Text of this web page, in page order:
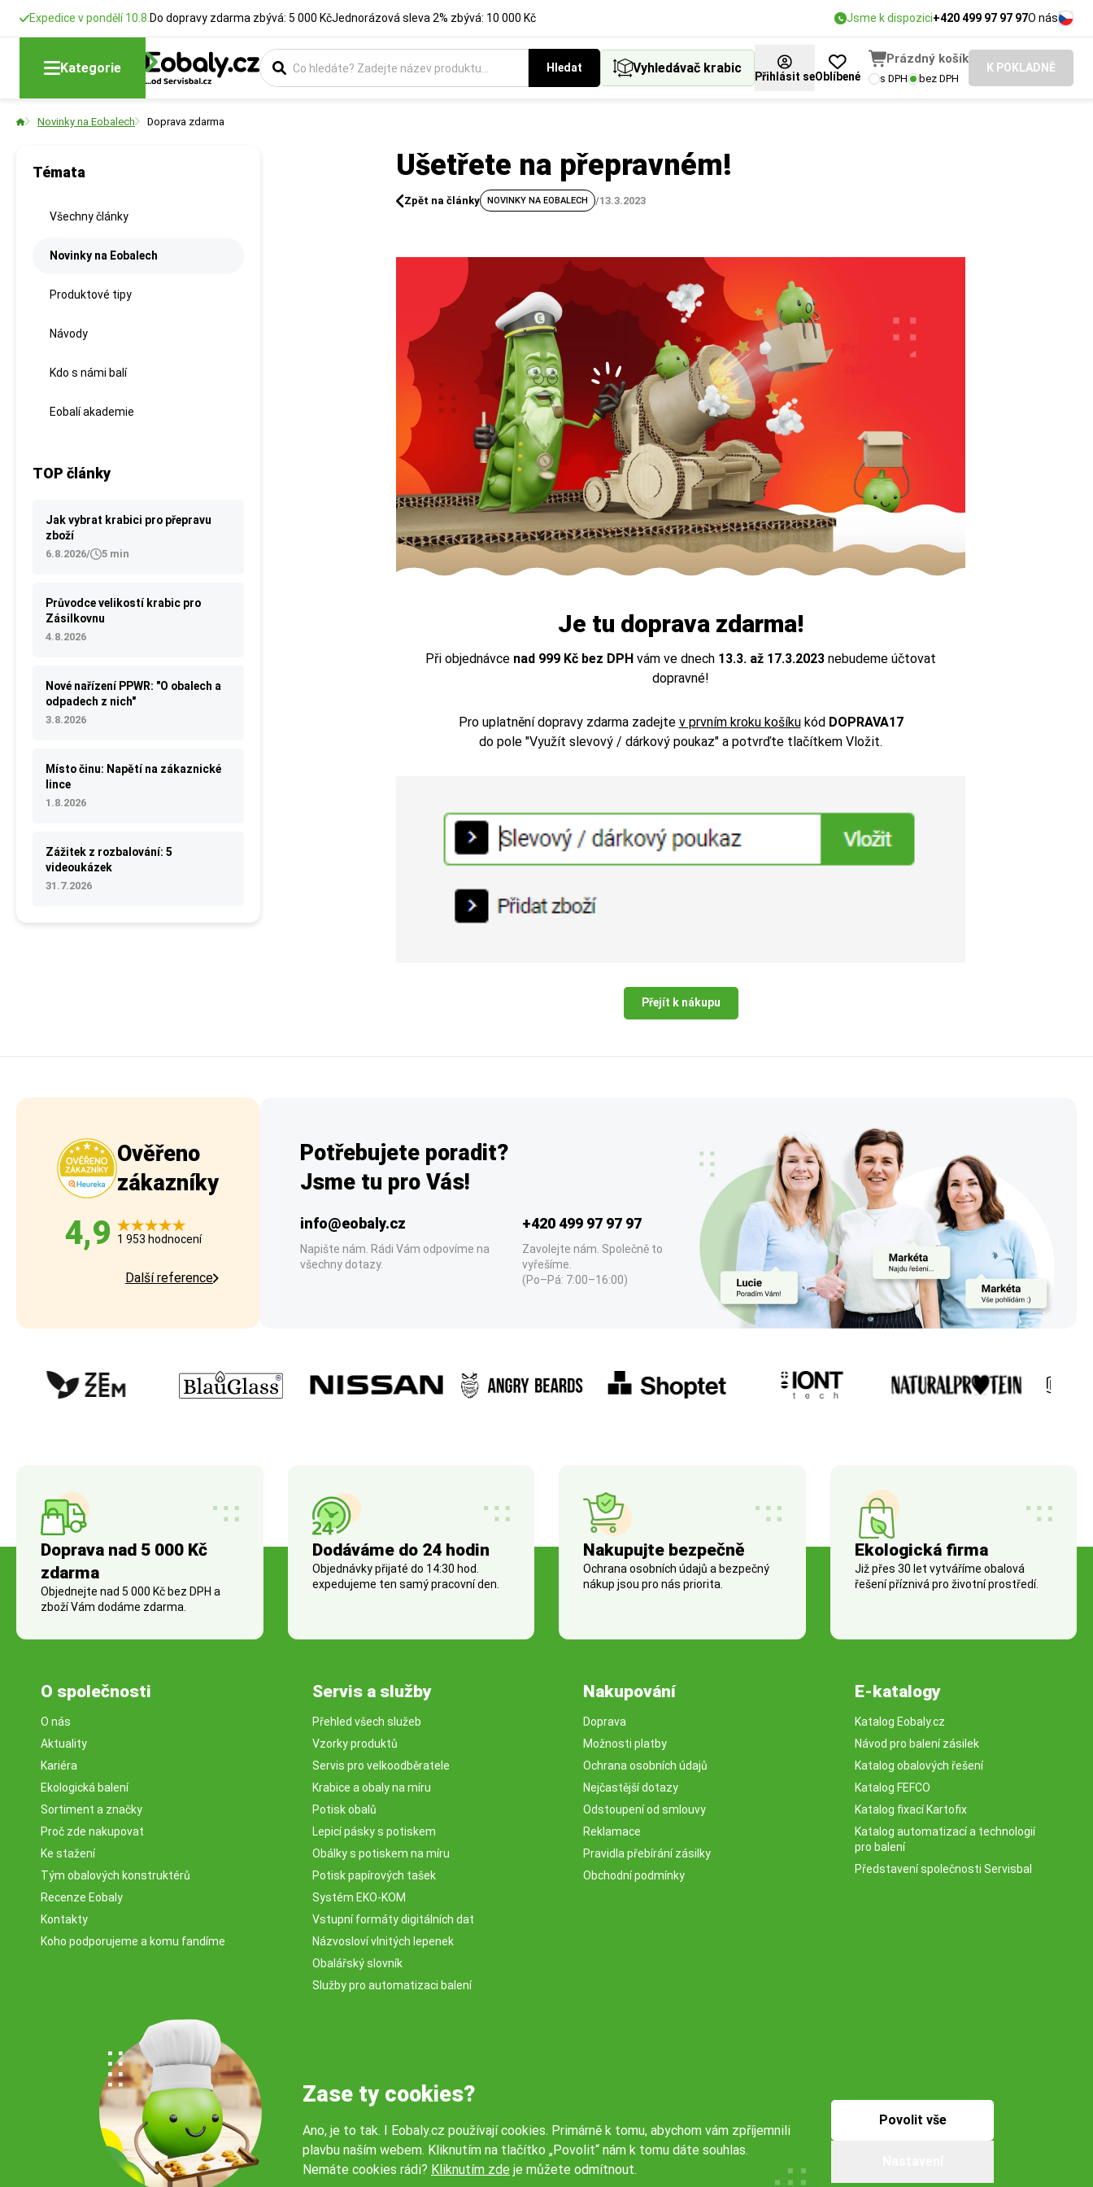
Expedice v pondělí 10.8. Do dopravy zdarma zbývá: 5 000 KčJednorázová sleva 2% zbývá: 10 000 Kč Jsme k dispozici+420 499 97 97 97O nás
Kategorie Hledat Vyhledávač krabic
Přihlásit seOblíbené
Prázdný košík
s DPH bez DPH
K POKLADNĚ
Novinky na Eobalech Doprava zdarma
Témata
Všechny články
Novinky na Eobalech
Produktové tipy
Návody
Kdo s námi balí
Eobalí akademie
TOP články
Jak vybrat krabici pro přepravu
zboží
6.8.2026/ 5 min
Průvodce velikostí krabic pro
Zásilkovnu
4.8.2026
Nové nařízení PPWR: "O obalech a
odpadech z nich"
3.8.2026
Místo činu: Napětí na zákaznické
lince
1.8.2026
Zážitek z rozbalování: 5
videoukázek
31.7.2026
Ušetřete na přepravném!
Zpět na články NOVINKY NA EOBALECH /13.3.2023
Je tu doprava zdarma!
Při objednávce nad 999 Kč bez DPH vám ve dnech 13.3. až 17.3.2023 nebudeme účtovat
dopravné!
Pro uplatnění dopravy zdarma zadejte v prvním kroku košíkukód DOPRAVA17
do pole "Využít slevový / dárkový poukaz" a potvrďte tlačítkem Vložit.
Přejít k nákupu
Ověřeno
zákazníky
4,9 1 953 hodnocení
Další reference
Potřebujete poradit?
Jsme tu pro Vás!
info@eobaly.cz
Napište nám. Rádi Vám odpovíme na
všechny dotazy.
+420 499 97 97 97
Zavolejte nám. Společně to
vyřešíme.
(Po–Pá: 7:00–16:00)
Doprava nad 5 000 Kč
zdarma
Objednejte nad 5 000 Kč bez DPH a
zboží Vám dodáme zdarma.
Dodáváme do 24 hodin
Objednávky přijaté do 14:30 hod.
expedujeme ten samý pracovní den.
Nakupujte bezpečně
Ochrana osobních údajů a bezpečný
nákup jsou pro nás priorita.
Ekologická firma
Již přes 30 let vytváříme obalová
řešení příznivá pro životní prostředí.
O společnosti
O nás
Aktuality
Kariéra
Ekologická balení
Sortiment a značky
Proč zde nakupovat
Ke stažení
Tým obalových konstruktérů
Recenze Eobaly
Kontakty
Koho podporujeme a komu fandíme
Servis a služby
Přehled všech služeb
Vzorky produktů
Servis pro velkoodběratele
Krabice a obaly na míru
Potisk obalů
Lepicí pásky s potiskem
Obálky s potiskem na míru
Potisk papírových tašek
Systém EKO-KOM
Vstupní formáty digitálních dat
Názvosloví vlnitých lepenek
Obalářský slovník
Služby pro automatizaci balení
Nakupování
Doprava
Možnosti platby
Ochrana osobních údajů
Nejčastější dotazy
Odstoupení od smlouvy
Reklamace
Pravidla přebírání zásilky
Obchodní podmínky
E-katalogy
Katalog Eobaly.cz
Návod pro balení zásilek
Katalog obalových řešení
Katalog FEFCO
Katalog fixací Kartofix
Katalog automatizací a technologií
pro balení
Představení společnosti Servisbal
Zase ty cookies?
Ano, je to tak. I Eobaly.cz používají cookies. Primárně k tomu, abychom vám zpříjemnili
plavbu naším webem. Kliknutím na tlačítko „Povolit“ nám k tomu dáte souhlas.
Nemáte cookies rádi? Kliknutím zde je můžete odmítnout.
Povolit vše